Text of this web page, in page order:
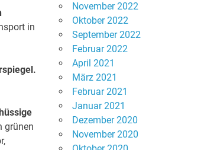
in
grünen
November 2022
Oktober 2022
September 2022
Februar 2022
April 2021
März 2021
Februar 2021
Januar 2021
Dezember 2020
November 2020